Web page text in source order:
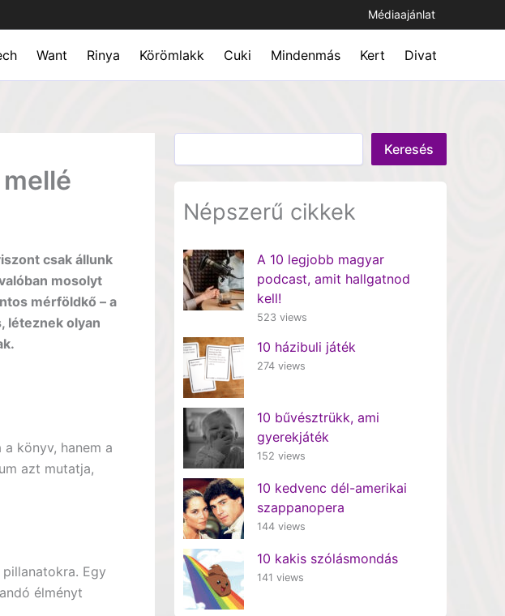
Médiaajánlat
Want Rinya Körömlakk Cuki Mindenmás Kert Divat
csak állunk
mosolyt
mérföldkő – a
léteznek olyan
könyv, hanem a
azt mutatja,
Egy
élményt
Keresés
Népszerű cikkek
A 10 legjobb magyar
podcast, amit hallgatnod
kell!
523 views
10 házibuli játék
274 views
10 bűvésztrükk, ami
gyerekjáték
152 views
10 kedvenc dél-amerikai
szappanopera
144 views
10 kakis szólásmondás
141 views